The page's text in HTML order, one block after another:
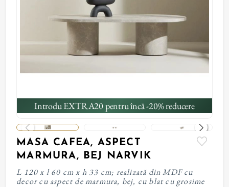
Introdu EXTRA20 pentru încă -20% reducere
MASA CAFEA, ASPECT
MARMURA, BEJ NARVIK
L 120 x l 60 cm x h 33 cm; realizată din MDF cu
decor cu aspect de marmura, bej, cu blat cu grosime